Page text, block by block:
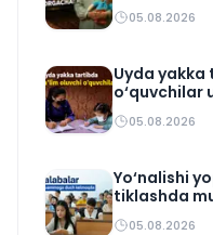
05.08.2026
Uyda
o‘quvchilar
rejasi
05.08.2026
Yo‘nalishi
tiklashda
05.08.2026